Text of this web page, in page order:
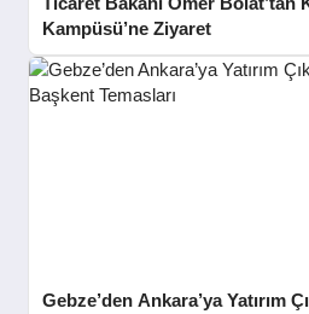
Kampüsü’ne Ziyaret
Gebze’den Ankara’ya Yatırım